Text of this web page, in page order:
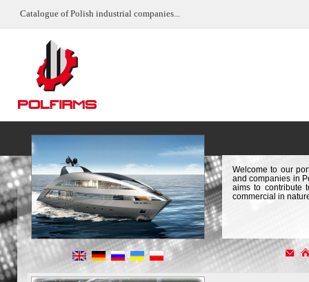
Catalogue of Polish industrial companies...
Welcome to our
and companies in
aims to contribute
commercial in